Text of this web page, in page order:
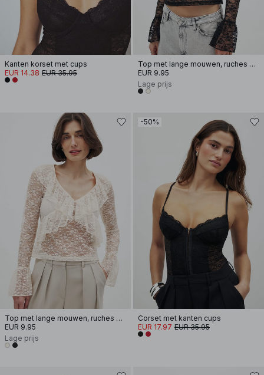
Kanten korset met cups
EUR 14.38 EUR 35.95
Top met lange mouwen, ruches en kant
EUR 9.95
Lage prijs
Top met lange mouwen, ruches en kant
EUR 9.95
Lage prijs
-50%
Corset met kanten cups
EUR 17.97 EUR 35.95